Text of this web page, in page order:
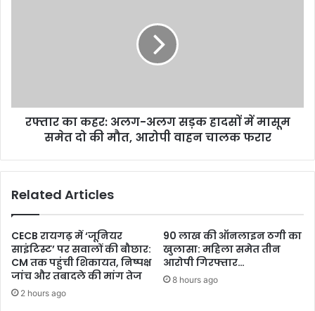
रफ्तार का कहर: अलग-अलग सड़क हादसों में मासूम
समेत दो की मौत, आरोपी वाहन चालक फरार
Related Articles
CECB रायगढ़ में ‘जूनियर
साइंटिस्ट’ पर सवालों की बौछार:
CM तक पहुंची शिकायत, निष्पक्ष
जांच और तबादले की मांग तेज
2 hours ago
90 लाख की ऑनलाइन ठगी का
खुलासा: महिला समेत तीन
आरोपी गिरफ्तार…
8 hours ago